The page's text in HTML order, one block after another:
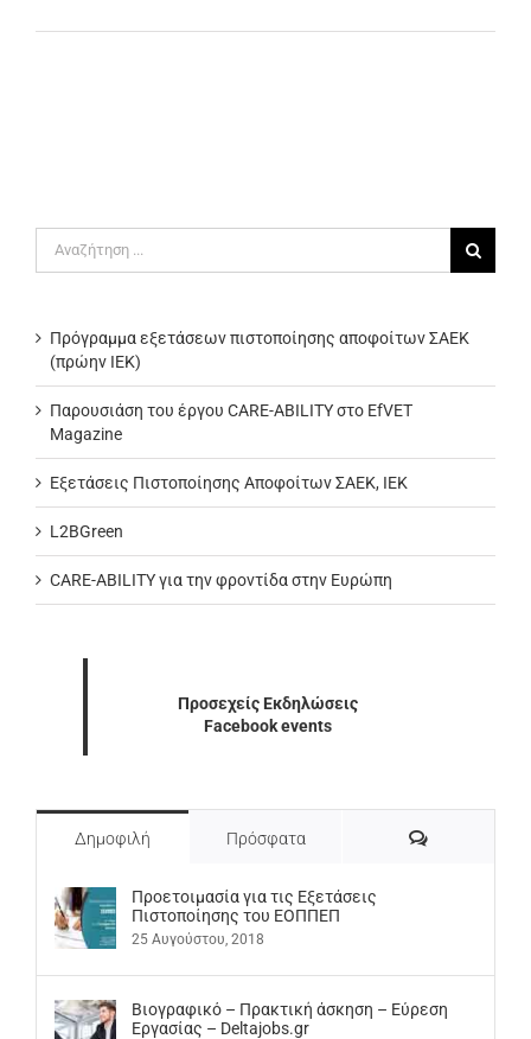
για:
Πρόγραμμα εξετάσεων πιστοποίησης αποφοίτων ΣΑΕΚ
(πρώην ΙΕΚ)
Παρουσιάση του έργου CARE-ABILITY στο EfVET
Magazine
Εξετάσεις Πιστοποίησης Αποφοίτων ΣΑΕΚ, ΙΕΚ
L2BGreen
CARE-ABILITY για την φροντίδα στην Ευρώπη
Προσεχείς Εκδηλώσεις
Facebook events
Δημοφιλή Πρόσφατα Σχόλια
Προετοιμασία για τις Εξετάσεις
Πιστοποίησης του ΕΟΠΠΕΠ
25 Αυγούστου, 2018
Βιογραφικό – Πρακτική άσκηση – Εύρεση
Εργασίας – Deltajobs.gr